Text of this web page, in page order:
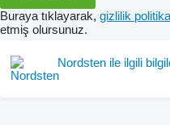
Buraya tıklayarak, gizlilik
etmiş olursunuz.
Nordsten ile ilgili